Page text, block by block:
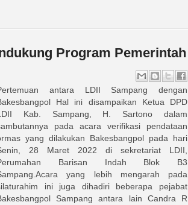
Program Pemerintah
antara LDII Sampang dengan
Hal ini disampaikan Ketua DPD
Kab. Sampang, H. Sartono dalam
pada acara verifikasi pendataan
yang dilakukan Bakesbangpol pada hari
28 Maret 2022 di sekretariat LDII,
Barisan Indah Blok B3
yang lebih mengarah pada
ini juga dihadiri beberapa pejabat
Sampang antara lain Candra R